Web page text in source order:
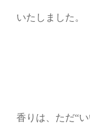
いたしました。
香りは、ただ“